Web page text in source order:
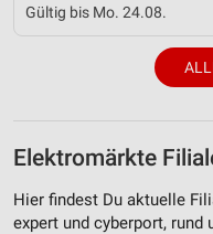
Gültig bis Mo. 24.08.
Elektromärkte
Hier findest Du aktuelle
expert und cyberport,